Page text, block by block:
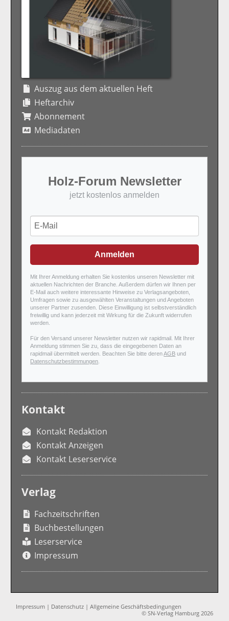
Auszug aus dem aktuellen Heft
Heftarchiv
Abonnement
Mediadaten
Holz-Forum Newsletter
jetzt kostenlos anmelden
Anmelden
Mit Ihrer Anmeldung erhalten Sie kostenlos unseren Newsletter mit
aktuellen Nachrichten der Branche. Außerdem dürfen wir Ihnen per
E-Mail auch weitere interessante Hinweise zu Verlagsangeboten,
Umfragen sowie zu ausgewählten Veranstaltungen und Angeboten
unserer Partner zusenden. Diese Einwilligung ist selbstverständlich
freiwillig und kann jederzeit mit Wirkung für die Zukunft widerrufen
werden.
Für den Versand unserer Newsletter nutzen wir rapidmail. Mit Ihrer
Anmeldung stimmen Sie zu, dass die eingegebenen Daten an
rapidmail übermittelt werden. Beachten Sie bitte derenAGB und
Datenschutzbestimmungen
Kontakt
Kontakt Redaktion
Kontakt Anzeigen
Kontakt Leserservice
Verlag
Fachzeitschriften
Buchbestellungen
Leserservice
Impressum
Impressum | Datenschutz |Allgemeine Geschäftsbedingungen
© SN-Verlag Hamburg 2026